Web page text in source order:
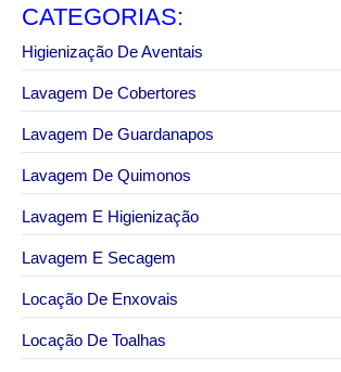
CATEGORIAS:
Higienização De Aventais
Lavagem De Cobertores
Lavagem De Guardanapos
Lavagem De Quimonos
Lavagem E Higienização
Lavagem E Secagem
Locação De Enxovais
Locação De Toalhas